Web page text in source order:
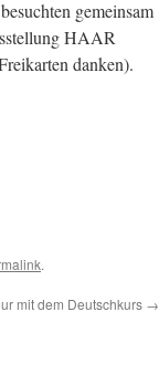
gemeinsam
HAAR
danken).
.
mit dem Deutschkurs →